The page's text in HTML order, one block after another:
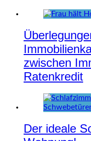
zwischen
Ratenkredit
Der ideale